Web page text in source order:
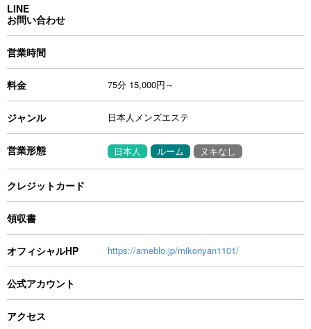
LINE
お問い合わせ
営業時間
料金 75分 15,000円～
ジャンル 日本人メンズエステ
営業形態 日本人 ルーム ヌキなし
クレジットカード
領収書
オフィシャルHP https://ameblo.jp/mikonyan1101/
公式アカウント
アクセス